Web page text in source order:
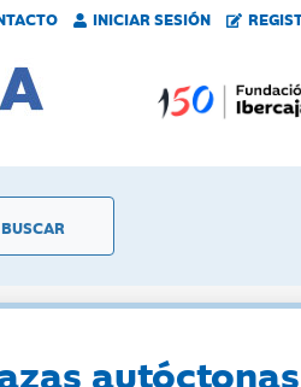
INICIAR SESIÓN
autóctonas